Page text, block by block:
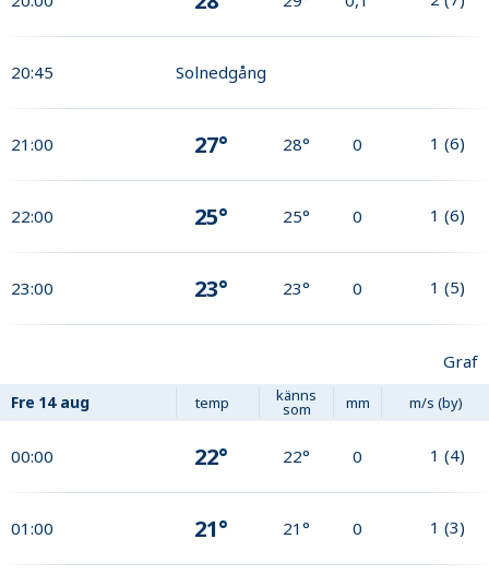
20:45 Solnedgång
21:00 27° 28° 0 1 (6)
22:00 25° 25° 0 1 (6)
23:00 23° 23° 0 1 (5)
Graf
Fre 14 aug temp känns
som mm m/s (by)
00:00 22° 22° 0 1 (4)
01:00 21° 21° 0 1 (3)